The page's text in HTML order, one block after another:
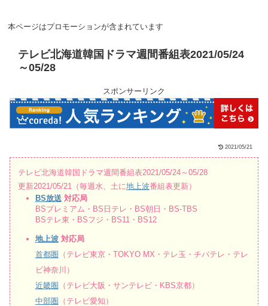
本ページはプロモーションが含まれています
テレビ北海道韓国ドラマ週間番組表2021/05/24
～05/28
スポンサーリンク
2021/05/21
テレビ北海道韓国ドラマ週間番組表2021/05/24～05/28
更新2021/05/21（毎週水、土に地上波番組表更新）
BS放送 対応局
BSプレミアム・BS日テレ・BS朝日・BS-TBS
BSテレ東・BSフジ・BS11・BS12
地上波対応局
首都圏 （テレビ東京・TOKYO MX・テレ玉・チバテレ・テレ
ビ神奈川）
近畿圏 （テレビ大阪・サンテレビ・KBS京都）
中部圏 （テレビ愛知）